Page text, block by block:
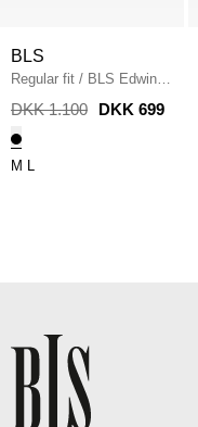
BLS
Regular fit / BLS Edwin
Zip Hoodie / BLACK
DKK 1.100 DKK 699
M L